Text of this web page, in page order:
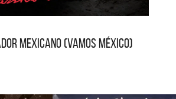
MEXICANO (VAMOS MÉXICO)